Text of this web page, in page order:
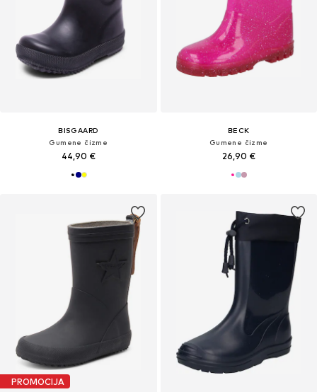
BISGAARD
Gumene čizme
44,90 €
BECK
Gumene čizme
26,90 €
PROMOCIJA